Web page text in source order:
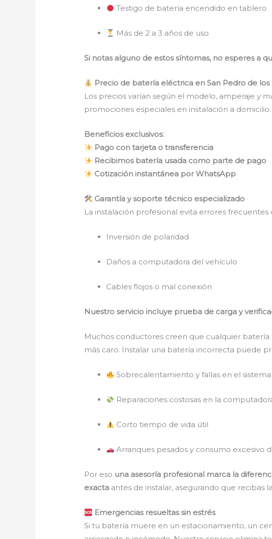
Testigo de batería encendido en tablero
Más de 2 a 3 años de uso
Si notas alguno de estos síntomas, no esperes a
Precio de batería eléctrica en San Pedro de los
Los precios varían según el modelo, amperaje y
promociones especiales en instalación a domicilio.
Beneficios exclusivos:
Pago con tarjeta o transferencia
Recibimos batería usada como parte de pago
Cotización instantánea por WhatsApp
Garantía y soporte técnico especializado
La instalación profesional evita errores frecuentes
Inversión de polaridad
Daños a computadora del vehículo
Cables flojos o mal conexión
Nuestro servicio incluye prueba de carga y
Muchos conductores creen que cualquier
más caro. Instalar una batería incorrecta puede
Sobrecalentamiento y fallas en el
Reparaciones costosas en la
Corto tiempo de vida útil
Arranques pesados y consumo excesivo
Por eso una asesoría profesional marca la
exacta antes de instalar, asegurando que recibas
Emergencias resueltas sin estrés
Si tu batería muere en un estacionamiento, un